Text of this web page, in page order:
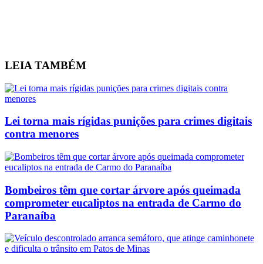
LEIA TAMBÉM
Lei torna mais rígidas punições para crimes digitais
contra menores
Bombeiros têm que cortar árvore após queimada
comprometer eucaliptos na entrada de Carmo do
Paranaíba